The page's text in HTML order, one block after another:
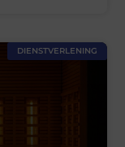
DIENSTVERLENING